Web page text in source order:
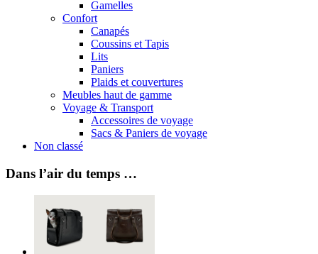
Gamelles
Confort
Canapés
Coussins et Tapis
Lits
Paniers
Plaids et couvertures
Meubles haut de gamme
Voyage & Transport
Accessoires de voyage
Sacs & Paniers de voyage
Non classé
Dans l’air du temps …